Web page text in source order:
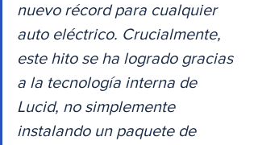
nuevo récord para cualquier
auto eléctrico. Crucialmente,
este hito se ha logrado gracias
a la tecnología interna de
Lucid, no simplemente
instalando un paquete de